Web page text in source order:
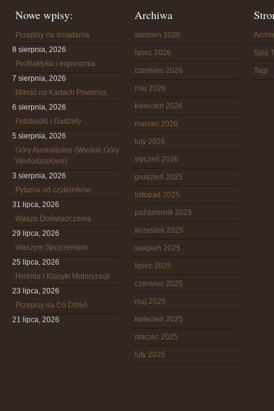
Nowe wpisy:
Przepisy na śniadania
8 sierpnia, 2026
Profilaktyka i ergonomia
7 sierpnia, 2026
Miłość na Kartach Powieści
6 sierpnia, 2026
Fotobudki i Gadżety
5 sierpnia, 2026
Góry Australijskie (Wielkie Góry
Wododziałowe)
3 sierpnia, 2026
Pytania od czytelników
31 lipca, 2026
Wasze Doświadczenia
29 lipca, 2026
Waszym Spojrzeniem
25 lipca, 2026
Historia i Klasyki Motoryzacji
23 lipca, 2026
Przepisy na Co Dzień
21 lipca, 2026
Archiwa
sierpień 2026
lipiec 2026
czerwiec 2026
maj 2026
kwiecień 2026
marzec 2026
luty 2026
styczeń 2026
grudzień 2025
listopad 2025
październik 2025
wrzesień 2025
sierpień 2025
lipiec 2025
czerwiec 2025
maj 2025
kwiecień 2025
marzec 2025
luty 2025
Spis
Tagi